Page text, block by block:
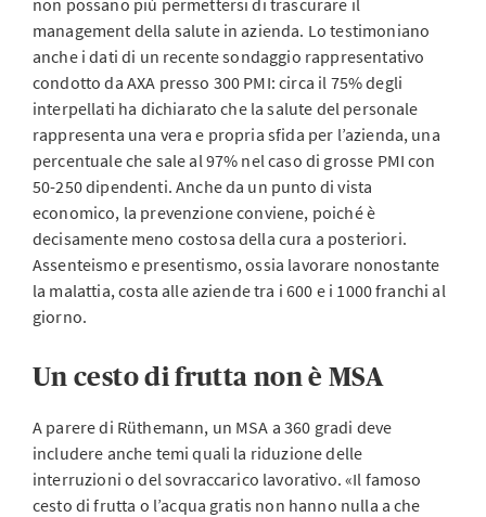
non possano più permettersi di trascurare il
management della salute in azienda. Lo testimoniano
anche i dati di un recente sondaggio rappresentativo
condotto da AXA presso 300 PMI: circa il 75% degli
interpellati ha dichiarato che la salute del personale
rappresenta una vera e propria sfida per l’azienda, una
percentuale che sale al 97% nel caso di grosse PMI con
50-250 dipendenti. Anche da un punto di vista
economico, la prevenzione conviene, poiché è
decisamente meno costosa della cura a posteriori.
Assenteismo e presentismo, ossia lavorare nonostante
la malattia, costa alle aziende tra i 600 e i 1000 franchi al
giorno.
Un cesto di frutta non è MSA
A parere di Rüthemann, un MSA a 360 gradi deve
includere anche temi quali la riduzione delle
interruzioni o del sovraccarico lavorativo. «Il famoso
cesto di frutta o l’acqua gratis non hanno nulla a che